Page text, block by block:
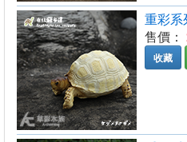
重彩系
售價：
收藏